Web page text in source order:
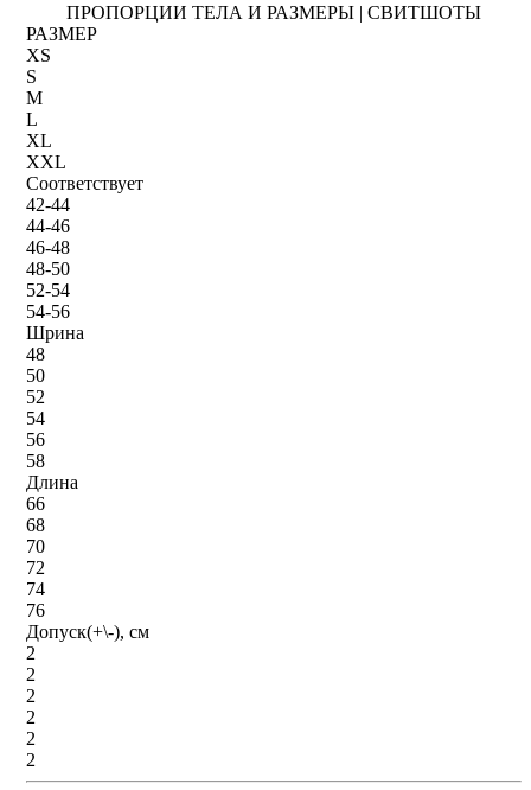
ПРОПОРЦИИ ТЕЛА И РАЗМЕРЫ | СВИТШОТЫ
РАЗМЕР
XS
S
M
L
XL
XXL
Соответствует
42-44
44-46
46-48
48-50
52-54
54-56
Шрина
48
50
52
54
56
58
Длина
66
68
70
72
74
76
Допуск(+\-), см
2
2
2
2
2
2